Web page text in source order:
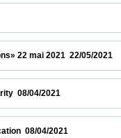
22 mai 2021
Integrity  08/04/2021
publication  08/04/